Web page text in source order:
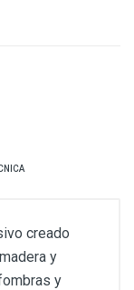
creado
y
y